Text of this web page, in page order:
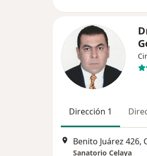
Dirección 1
Benito Juárez 426,
Sanatorio Celaya